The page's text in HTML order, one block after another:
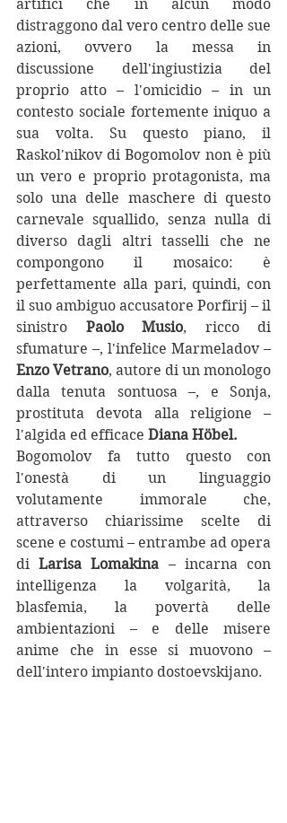
artifici che in alcun modo
distraggono dal vero centro delle sue
azioni, ovvero la messa in
discussione dell'ingiustizia del
proprio atto – l'omicidio – in un
contesto sociale fortemente iniquo a
sua volta. Su questo piano, il
Raskol'nikov di Bogomolov non è più
un vero e proprio protagonista, ma
solo una delle maschere di questo
carnevale squallido, senza nulla di
diverso dagli altri tasselli che ne
compongono il mosaico: è
perfettamente alla pari, quindi, con
il suo ambiguo accusatore Porfirij – il
sinistro Paolo Musio, ricco di
Enzo Vetrano, autore di un monologo
dalla tenuta sontuosa –, e Sonja,
prostituta devota alla religione –
l'algida ed efficace Diana Höbel.
Bogomolov fa tutto questo con
l'onestà di un linguaggio
volutamente immorale che,
attraverso chiarissime scelte di
scene e costumi – entrambe ad opera
di Larisa Lomakina – incarna con
intelligenza la volgarità, la
blasfemia, la povertà delle
ambientazioni – e delle misere
anime che in esse si muovono –
dell'intero impianto dostoevskijano.